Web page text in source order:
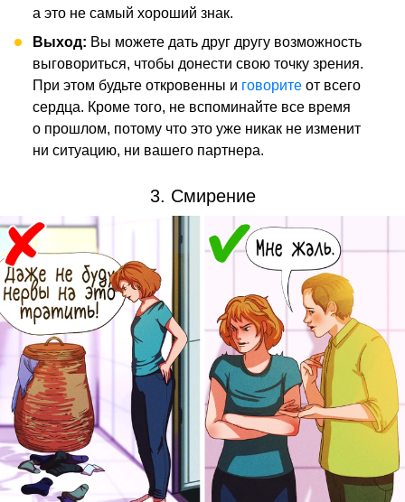
а это не самый хороший знак.
Выход: Вы можете дать друг другу возможность
выговориться, чтобы донести свою точку зрения.
При этом будьте откровенны и говорите от всего
сердца. Кроме того, не вспоминайте все время
о прошлом, потому что это уже никак не изменит
ни ситуацию, ни вашего партнера.
3. Смирение